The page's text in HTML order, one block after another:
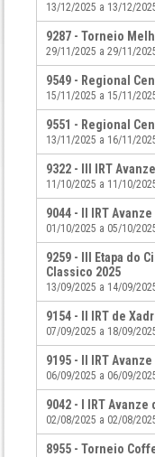
13/12/2025 a 13/12/
9287 - Torneio
29/11/2025 a 29/11/
9549 - Regional
15/11/2025 a 15/11/
9551 - Regional
13/11/2025 a 16/11/
9322 - III IRT
11/10/2025 a 11/10/
9044 - II IRT
01/10/2025 a 05/10/
9259 - III Etapa do
Classico 2025
13/09/2025 a 14/09/
9154 - II IRT de
07/09/2025 a 18/09/
9195 - II IRT
06/09/2025 a 06/09/
9042 - I IRT
02/08/2025 a 02/08/
8955 - Torneio